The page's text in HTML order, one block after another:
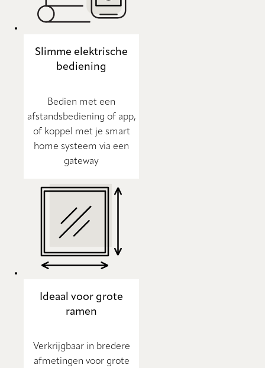
Slimme elektrische
bediening
Bedien met een
afstandsbediening of app,
of koppel met je smart
home systeem via een
gateway
Ideaal voor grote
ramen
Verkrijgbaar in bredere
afmetingen voor grote